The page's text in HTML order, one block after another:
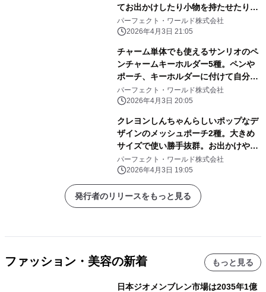
てお出かけしたり小物を持たせたりと
自由に楽しめる！
パーフェクト・ワールド株式会社
2026年4月3日 21:05
チャーム単体でも使えるサンリオのペ
ンチャームキーホルダー5種。ペンや
ポーチ、キーホルダーに付けて自分だ
けのアレンジしよう
パーフェクト・ワールド株式会社
2026年4月3日 20:05
クレヨンしんちゃんらしいポップなデ
ザインのメッシュポーチ2種。大きめ
サイズで使い勝手抜群。お出かけや旅
行にぜひ！
パーフェクト・ワールド株式会社
2026年4月3日 19:05
発行者のリリースをもっと見る
ファッション・美容の新着 もっと見る
日本ジオメンブレン市場は2035年1億